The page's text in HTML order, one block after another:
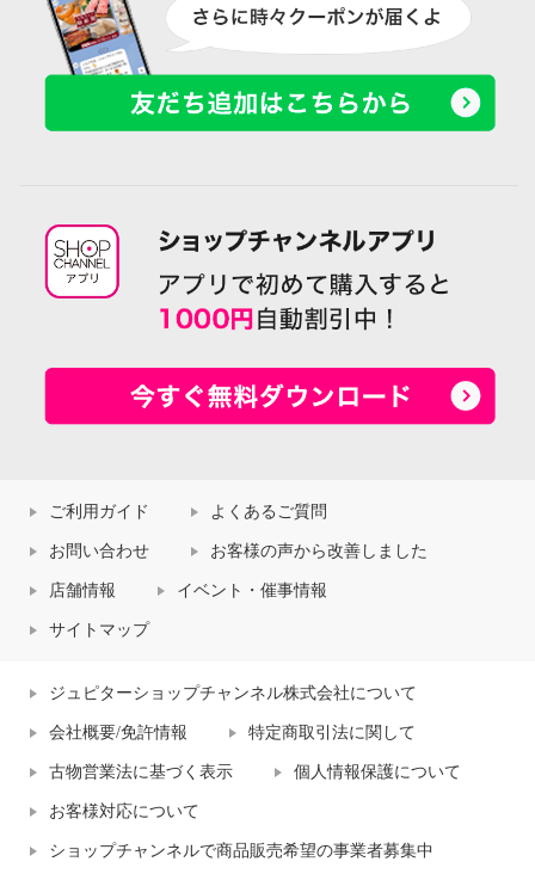
ご利用ガイド よくあるご質問
お問い合わせ お客様の声から改善しました
店舗情報 イベント・催事情報
サイトマップ
ジュピターショップチャンネル株式会社について
会社概要/免許情報 特定商取引法に関して
古物営業法に基づく表示 個人情報保護について
お客様対応について
ショップチャンネルで商品販売希望の事業者募集中